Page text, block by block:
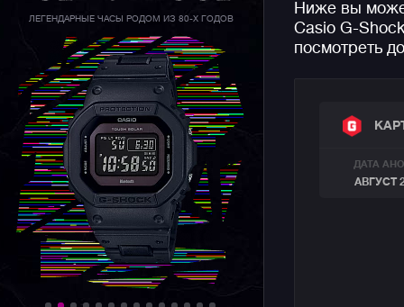
ЛЕГЕНДАРНЫЕ ЧАСЫ РОДОМ ИЗ 80-Х ГОДОВ
Ниже вы
Casio G-
посмотреть
ДАТА
АВГУСТ